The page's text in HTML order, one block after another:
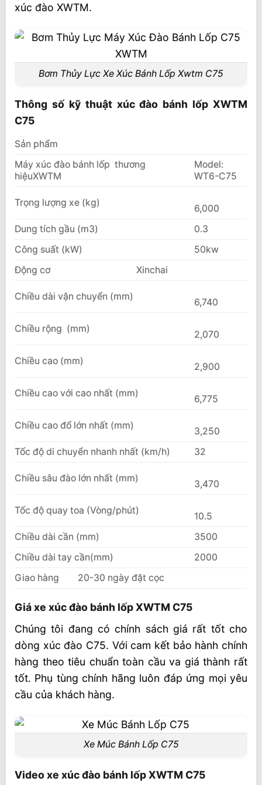
Video xe xúc đào bánh lốp XWTM C75
Liên hệ mua sản phẩm
xúc đào XWTM.
Bơm Thủy Lực Xe Xúc Bánh Lốp Xwtm C75
Thông số kỹ thuật xúc đào bánh lốp XWTM
C75
Sản phẩm
Máy xúc đào bánh lốp thương
hiệuXWTM
Model:
WT6-C75
Trọng lượng xe (kg)
6,000
Dung tích gầu (m3)
0.3
Công suất (kW)
50kw
Động cơ
Xinchai
Chiều dài vận chuyển (mm)
6,740
Chiều rộng (mm)
2,070
Chiều cao (mm)
2,900
Chiều cao với cao nhất (mm)
6,775
Chiều cao đổ lớn nhất (mm)
3,250
Tốc độ di chuyển nhanh nhất (km/h)
32
Chiều sâu đào lớn nhất (mm)
3,470
Tốc độ quay toa (Vòng/phút)
10.5
Chiều dài cần (mm)
3500
Chiều dài tay cần(mm)
2000
Giao hàng
20-30 ngày đặt cọc
Giá xe xúc đào bánh lốp XWTM C75
Chúng tôi đang có chính sách giá rất tốt cho
dòng xúc đào C75. Với cam kết bảo hành chính
hàng theo tiêu chuẩn toàn cầu va giá thành rất
tốt. Phụ tùng chính hãng luôn đáp ứng mọi yêu
cầu của khách hàng.
Xe Múc Bánh Lốp C75
Video xe xúc đào bánh lốp XWTM C75